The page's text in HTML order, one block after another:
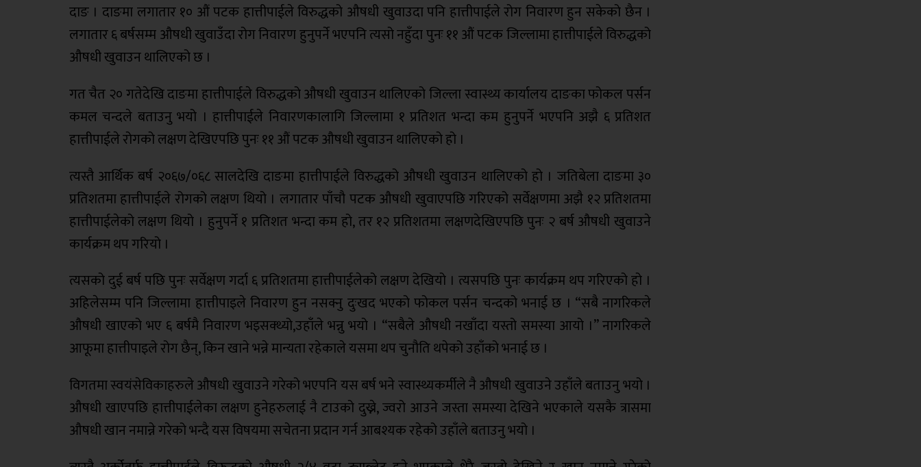
दाङ । दाङमा लगातार १० औं पटक हात्तीपाईले विरुद्धको औषधी खुवाउदा पनि हात्तीपाईले रोग निवारण हुन सकेको छैन ।
लगातार ६ बर्षसम्म औषधी खुवाउँदा रोग निवारण हुनुपर्ने भएपनि त्यसो नहुँदा पुनः ११ औं पटक जिल्लामा हात्तीपाईले विरुद्धको
औषधी खुवाउन थालिएको छ ।
गत चैत २० गतेदेखि दाङमा हात्तीपाईले विरुद्धको औषधी खुवाउन थालिएको जिल्ला स्वास्थ्य कार्यालय दाङका फोकल पर्सन
कमल चन्दले बताउनु भयो । हात्तीपाईले निवारणकालागि जिल्लामा १ प्रतिशत भन्दा कम हुनुपर्ने भएपनि अझै ६ प्रतिशत
हात्तीपाईले रोगको लक्षण देखिएपछि पुनः ११ औं पटक औषधी खुवाउन थालिएको हो ।
त्यस्तै आर्थिक बर्ष २०६७/०६८ सालदेखि दाङमा हात्तीपाईले विरुद्धको औषधी खुवाउन थालिएको हो । जतिबेला दाङमा ३०
प्रतिशतमा हात्तीपाईले रोगको लक्षण थियो । लगातार पाँचौ पटक औषधी खुवाएपछि गरिएको सर्वेक्षणमा अझै १२ प्रतिशतमा
हात्तीपाईलेको लक्षण थियो । हुनुपर्ने १ प्रतिशत भन्दा कम हो, तर १२ प्रतिशतमा लक्षणदेखिएपछि पुनः २ बर्ष औषधी खुवाउने
कार्यक्रम थप गरियो ।
त्यसको दुई बर्ष पछि पुनः सर्वेक्षण गर्दा ६ प्रतिशतमा हात्तीपाईलेको लक्षण देखियो । त्यसपछि पुनः कार्यक्रम थप गरिएको हो ।
अहिलेसम्म पनि जिल्लामा हात्तीपाइले निवारण हुन नसक्नु दुःखद भएको फोकल पर्सन चन्दको भनाई छ । “सबै नागरिकले
औषधी खाएको भए ६ बर्षमै निवारण भइसक्थ्यो,उहाँले भन्नु भयो । “सबैले औषधी नखाँदा यस्तो समस्या आयो ।” नागरिकले
आफूमा हात्तीपाइले रोग छैन्, किन खाने भन्ने मान्यता रहेकाले यसमा थप चुनौति थपेको उहाँको भनाई छ ।
विगतमा स्वयंसेविकाहरुले औषधी खुवाउने गरेको भएपनि यस बर्ष भने स्वास्थ्यकर्मीले नै औषधी खुवाउने उहाँले बताउनु भयो ।
औषधी खाएपछि हात्तीपाईलेका लक्षण हुनेहरुलाई नै टाउको दुख्ने, ज्वरो आउने जस्ता समस्या देखिने भएकाले यसकै त्रासमा
औषधी खान नमान्ने गरेको भन्दै यस विषयमा सचेतना प्रदान गर्न आबश्यक रहेको उहाँले बताउनु भयो ।